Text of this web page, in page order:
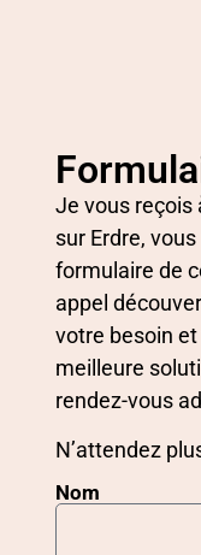
Je vous reçois
sur Erdre,
formulaire de
appel
votre besoin
meilleure
rendez-vous
N’attendez
Nom